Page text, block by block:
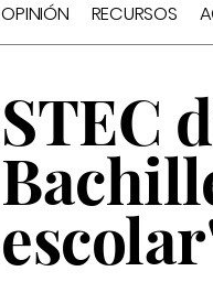
OPINIÓN RECURSOS
STEC